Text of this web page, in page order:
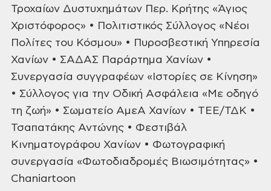
Τροχαίων Δυστυχημάτων Περ. Κρήτης «Άγιος
Χριστόφορος» • Πολιτιστικός Σύλλογος «Νέοι
Πολίτες του Κόσμου» • Πυροσβεστική Υπηρεσία
Χανίων • ΣΑΔΑΣ Παράρτημα Χανίων •
Συνεργασία συγγραφέων «Ιστορίες σε Κίνηση»
• Σύλλογος για την Οδική Ασφάλεια «Με οδηγό
τη ζωή» • Σωματείο ΑμεΑ Χανίων • ΤΕΕ/ΤΔΚ •
Τσαπατάκης Αντώνης • Φεστιβάλ
Κινηματογράφου Χανίων • Φωτογραφική
συνεργασία «Φωτοδιαδρομές Βιωσιμότητας» •
Chaniartoon